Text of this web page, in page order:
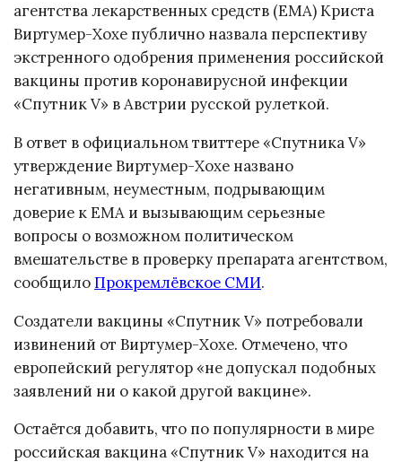
агентства лекарственных средств (EMA) Криста
Виртумер-Хохе публично назвала перспективу
экстренного одобрения применения российской
вакцины против коронавирусной инфекции
«Спутник V» в Австрии русской рулеткой.
В ответ в официальном твиттере «Спутника V»
утверждение Виртумер-Хохе названо
негативным, неуместным, подрывающим
доверие к EMA и вызывающим серьезные
вопросы о возможном политическом
вмешательстве в проверку препарата агентством,
сообщилоПрокремлёвское СМИ.
Создатели вакцины «Спутник V» потребовали
извинений от Виртумер-Хохе. Отмечено, что
европейский регулятор «не допускал подобных
заявлений ни о какой другой вакцине».
Остаётся добавить, что по популярности в мире
российская вакцина «Спутник V» находится на